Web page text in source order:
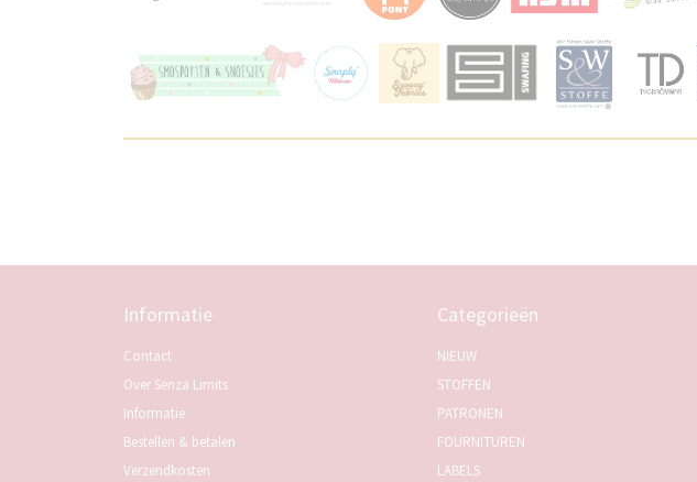
Informatie
Contact
Over Senza Limits
Informatie
Bestellen & betalen
Verzendkosten
Categorieën
NIEUW
STOFFEN
PATRONEN
FOURNITUREN
LABELS